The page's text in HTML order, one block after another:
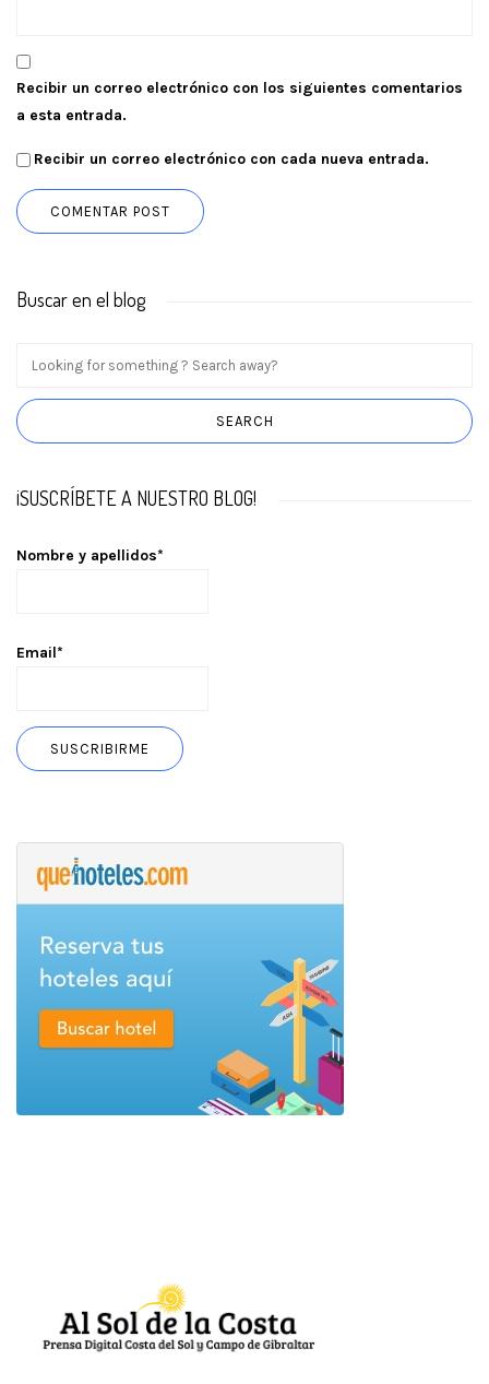
Recibir un correo electrónico con los siguientes comentarios
a esta entrada.
Recibir un correo electrónico con cada nueva entrada.
Buscar en el blog
¡SUSCRÍBETE A NUESTRO BLOG!
Nombre y apellidos*
Email*